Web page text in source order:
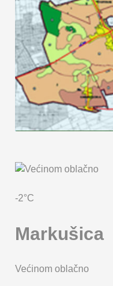
-2°C
Markušica
Većinom oblačno